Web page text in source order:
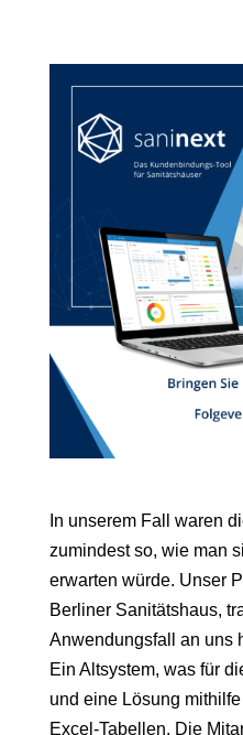
In unserem Fall waren
zumindest so, wie man
erwarten würde. Unser
Berliner Sanitätshaus,
Anwendungsfall an uns
Ein Altsystem, was für
und eine Lösung
Excel-Tabellen. Die